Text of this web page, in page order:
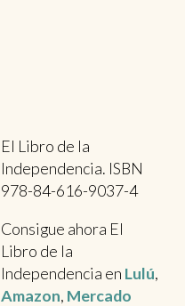
El Libro de la
Independencia. ISBN
978-84-616-9037-4
Consigue ahora El
Libro de la
Independencia en Lulú,
Amazon, Mercado